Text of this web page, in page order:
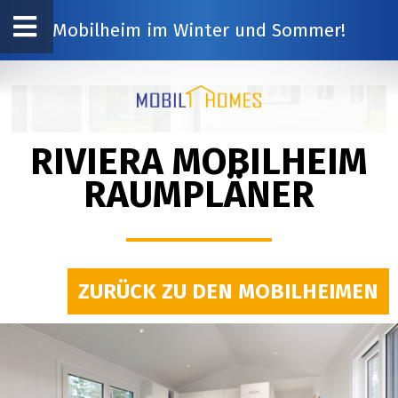
Mobilheim im Winter und Sommer!
RIVIERA MOBILHEIM
RAUMPLÄNER
ZURÜCK ZU DEN MOBILHEIMEN